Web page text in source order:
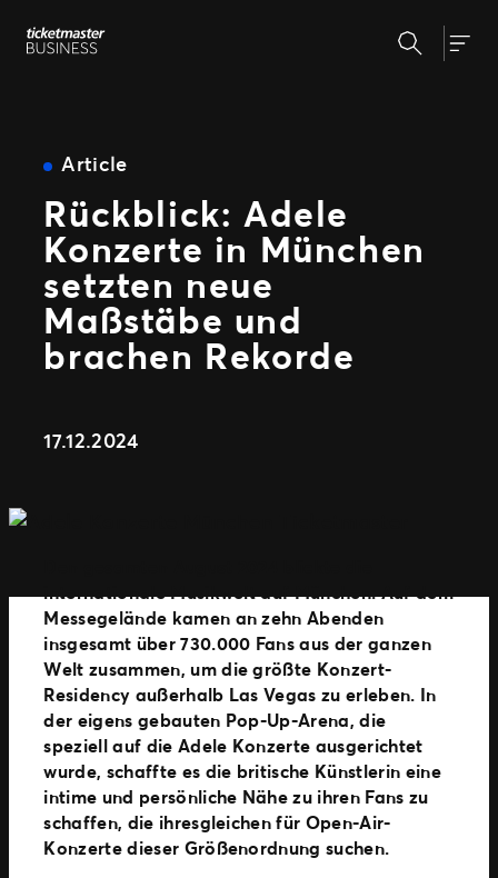
Zum
Inhalt
Unsere Lösungen
Ticketverkauf
Marketing und Auswertung
Partnerschaft mit Experten
Fan Experience
Universe
Warum Ticketmaster
Unsere Geschichte
Unsere Kunden
Support
Suchen
Article
Rückblick: Adele
Konzerte in München
setzten neue
Maßstäbe und
brachen Rekorde
17.12.2024
internationale Musikwelt auf München: Auf dem
Messegelände kamen an zehn Abenden
insgesamt über 730.000 Fans aus der ganzen
Welt zusammen, um die größte Konzert-
Residency außerhalb Las Vegas zu erleben. In
der eigens gebauten Pop-Up-Arena, die
speziell auf die Adele Konzerte ausgerichtet
wurde, schaffte es die britische Künstlerin eine
intime und persönliche Nähe zu ihren Fans zu
schaffen, die ihresgleichen für Open-Air-
Konzerte dieser Größenordnung suchen.